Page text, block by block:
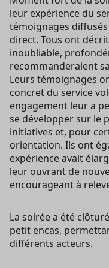
leur expérience du
témoignages
direct. Tous ont
inoubliable,
recommanderaient
Leurs témoignages
concret du service
engagement leur a
se développer sur le
initiatives et, pour
orientation. Ils ont
expérience avait
leur ouvrant de
encourageant à
La soirée a été
petit encas,
différents acteurs.